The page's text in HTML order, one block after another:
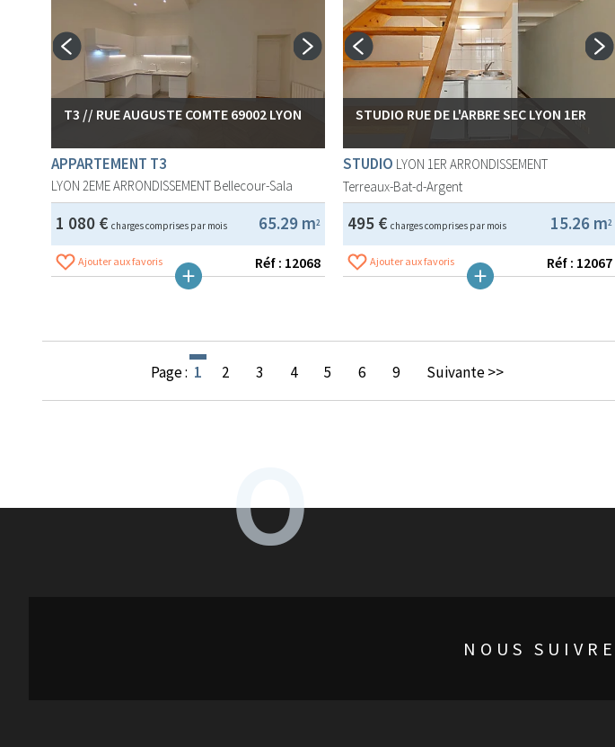
T3 // RUE AUGUSTE COMTE 69002 LYON
APPARTEMENT T3
LYON 2EME ARRONDISSEMENT Bellecour-Sala
65.29 m2
1 080 € charges comprises par mois
Ajouter aux favoris Réf : 12068
STUDIO RUE DE L'ARBRE SEC LYON 1ER
STUDIO LYON 1ER ARRONDISSEMENT
Terreaux-Bat-d-Argent
15.26 m2
495 € charges comprises par mois
Ajouter aux favoris Réf : 12067
Page : 1 2 3 4 5 6 9 Suivante >>
NOUS SUIVRE